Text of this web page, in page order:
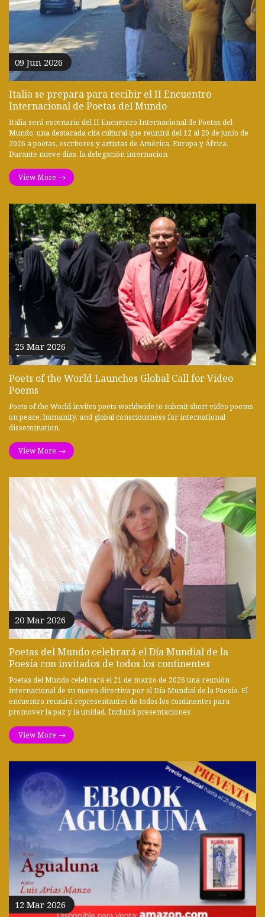
09 Jun 2026
Italia se prepara para recibir el II Encuentro
Internacional de Poetas del Mundo
Italia será escenario del II Encuentro Internacional de Poetas del
Mundo, una destacada cita cultural que reunirá del 12 al 20 de junio de
2026 a poetas, escritores y artistas de América, Europa y África.
Durante nueve días, la delegación internacion
View More
25 Mar 2026
Poets of the World Launches Global Call for Video
Poems
Poets of the World invites poets worldwide to submit short video poems
on peace, humanity, and global consciousness for international
dissemination.
View More
20 Mar 2026
Poetas del Mundo celebrará el Día Mundial de la
Poesía con invitados de todos los continentes
Poetas del Mundo celebrará el 21 de marzo de 2026 una reunión
internacional de su nueva directiva por el Día Mundial de la Poesía. El
encuentro reunirá representantes de todos los continentes para
promover la paz y la unidad. Incluirá presentaciones
View More
12 Mar 2026